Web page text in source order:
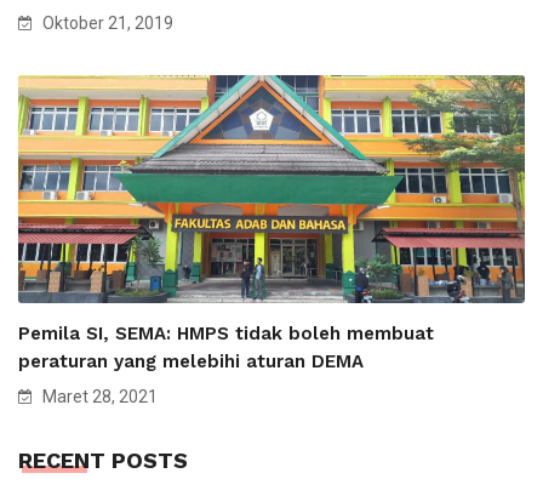
Oktober 21, 2019
Pemila SI, SEMA: HMPS tidak boleh membuat
peraturan yang melebihi aturan DEMA
Maret 28, 2021
RECENT POSTS